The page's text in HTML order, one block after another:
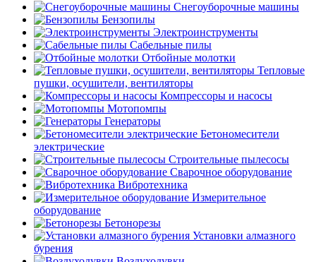
Снегоуборочные машины
Бензопилы
Электроинструменты
Сабельные пилы
Отбойные молотки
Тепловые
пушки, осушители, вентиляторы
Компрессоры и насосы
Мотопомпы
Генераторы
Бетономесители
электрические
Строительные пылесосы
Сварочное оборудование
Вибротехника
Измерительное
оборудование
Бетонорезы
Установки алмазного
бурения